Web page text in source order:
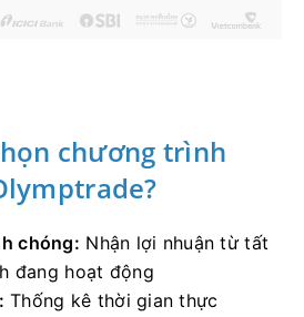
chương trình
chóng: Nhận lợi nhuận từ tất
đang hoạt động
Thống kê thời gian thực